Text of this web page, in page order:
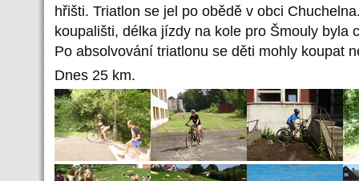
hřišti. Triatlon se jel po obědě v obci
koupališti, délka jízdy na kole pro Šmouly byla
Po absolvování triatlonu se děti mohly koupat
Dnes 25 km.